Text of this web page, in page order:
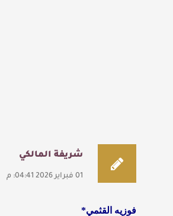
شريفة المالكي
01 فبراير 2026 04:41: م
فوزيه القثمي*